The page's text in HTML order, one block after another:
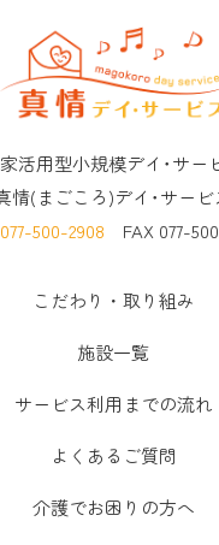
活用型小規模デイ･サー
情(まごころ)デイ･サービ
077-500-2908 FAX 077-
こだわり・取り組み
施設一覧
サービス利用までの流れ
よくあるご質問
介護でお困りの方へ